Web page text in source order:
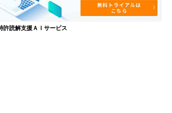
許読解支援ＡＩサービス